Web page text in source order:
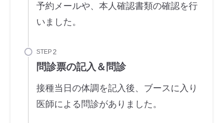
予約メールや、本人確認書類の確認を行
いました。
STEP
問診票の記入＆問診
接種当日の体調を記入後、ブースに入り
医師による問診がありました。